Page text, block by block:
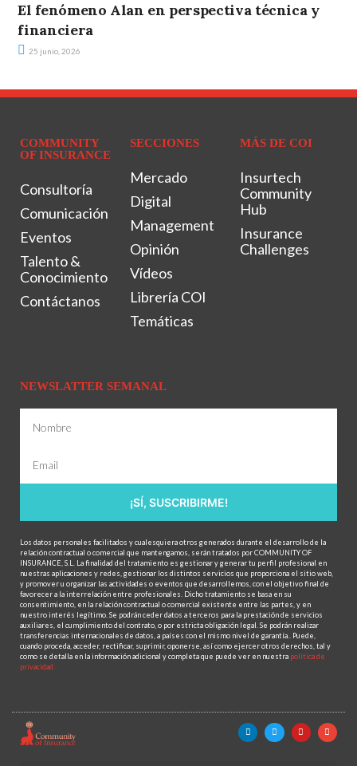
El fenómeno Alan en perspectiva técnica y
financiera
25 junio, 2026
COMMUNITY
OF INSURANCE
Consultoría
Comunicación
Eventos
Talento &
Conocimiento
Contáctanos
SECCIONES
Mercado
Digital
Management
Opinión
Vídeos
Librería COI
Temáticas
MÁS DE COI
Insurtech
Community
Hub
Insurance
Challenges
NEWSLATTER SEMANAL
¡SÍ, SUSCRIBIRME!
Los datos personales facilitados y cualesquiera otros generados durante el desarrollo de la
relación contractual o comercial que mantengamos, serán tratados por COMMUNITY OF
INSURANCE, S.L. La finalidad del tratamiento es gestionar y generar tu perfil profesional en
nuestras aplicaciones y redes, gestionar los distintos servicios que proporciona el sitio web,
y promover u organizar las actividades o eventos que desarrollemos, con el objetivo final de
favorecer a la interrelación entre profesionales. Dicho tratamiento se basa en su
consentimiento, en la relación contractual o comercial existente entre las partes, y en
nuestro interés legítimo. Se podrán ceder datos a terceros para la prestación de servicios
auxiliares, el cumplimiento del contrato, o por estricta obligación legal. Se podrán realizar
transferencias internacionales de datos, a países con el mismo nivel de garantía.. Puede,
cuando proceda, acceder, rectificar, suprimir, oponerse, así como ejercer otros derechos, tal y
como se detalla en la información adicional y completa que puede ver en nuestra política de
privacidad.